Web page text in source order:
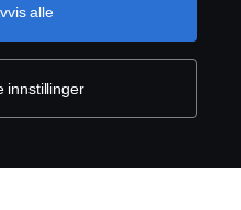
innstillinger
alle